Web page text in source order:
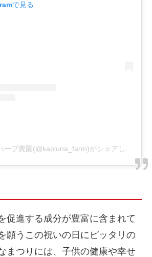
で見る
kaoluna – 和草とハーブ農園(@kaoluna_farm)がシェアした投稿
促進する成分が豊富に含まれて
願うこの祝いの日にピッタリの
まつりには、子供の健康や幸せ